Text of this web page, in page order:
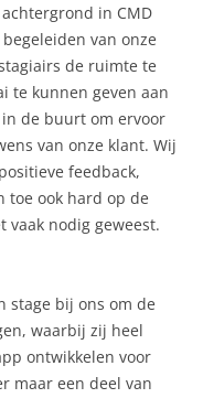
in CMD
van onze
de ruimte te
te kunnen geven aan
de buurt om ervoor
van onze klant. Wij
feedback,
toe ook hard op de
vaak nodig geweest.
stage bij ons om de
waarbij zij heel
ontwikkelen voor
maar een deel van